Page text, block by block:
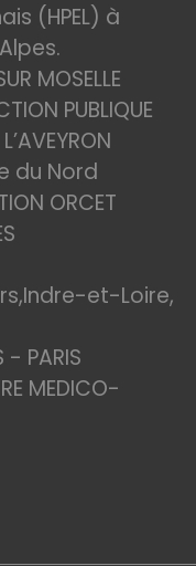
(HPEL) à
MOSELLE
PUBLIQUE
du Nord
ORCET
et-Loire,
- PARIS
MEDICO-